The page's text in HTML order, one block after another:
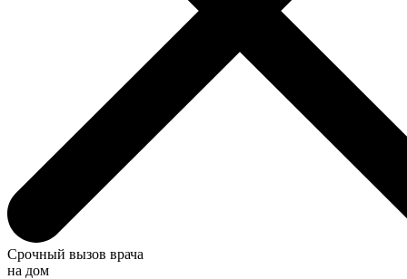
Срочный вызов врача
на дом